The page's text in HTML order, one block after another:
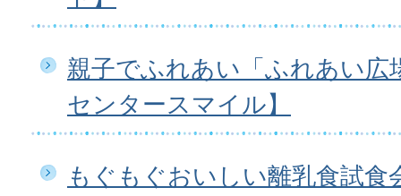
親子でふれあい「ふれあい広
センタースマイル】
もぐもぐおいしい離乳食試食